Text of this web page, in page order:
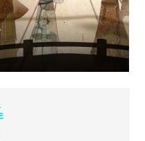
活方式
引领者
活方式